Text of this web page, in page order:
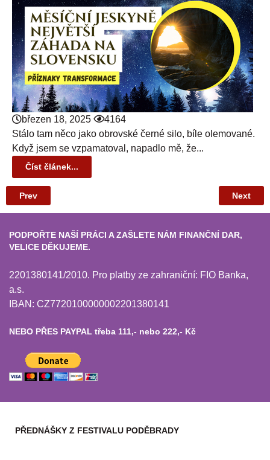
březen 18, 2025
4164
Stálo tam něco jako obrovské černé silo, bíle olemované.
Když jsem se vzpamatoval, napadlo mě, že...
Číst článek...
Prev Next
PODPOŘTE NAŠÍ PRÁCI A ZAŠLETE NÁM FINANČNÍ DAR,
VELICE DĚKUJEME.
2201380141/2010. Pro platby ze zahraniční: FIO Banka,
a.s.
IBAN: CZ7720100000002201380141
NEBO PŘES PAYPAL třeba 111,- nebo 222,- Kč
PŘEDNÁŠKY Z FESTIVALU PODĚBRADY